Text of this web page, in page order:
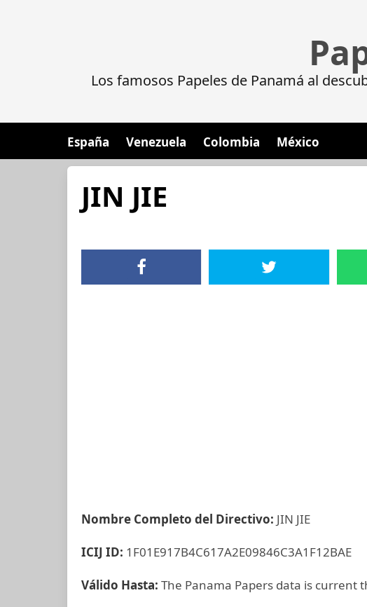
Los famosos Papeles de Panamá al
España Venezuela Colombia México
JIN JIE
Nombre Completo del Directivo: JIN JIE
ICIJ ID: 1F01E917B4C617A2E09846C3A1F12BAE
Válido Hasta: The Panama Papers data is current